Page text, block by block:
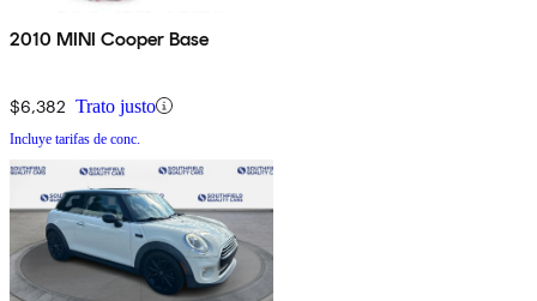
2010 MINI Cooper Base
$6,382 Trato justo
Incluye tarifas de conc.